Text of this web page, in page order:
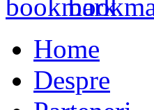
Home
Despre